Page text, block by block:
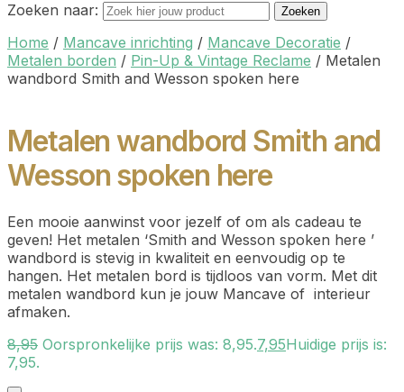
Zoeken naar: Zoeken
Home / Mancave inrichting / Mancave Decoratie /
Metalen borden / Pin-Up & Vintage Reclame / Metalen
wandbord Smith and Wesson spoken here
Metalen wandbord Smith and
Wesson spoken here
Een mooie aanwinst voor jezelf of om als cadeau te
geven! Het metalen ‘Smith and Wesson spoken here ’
wandbord is stevig in kwaliteit en eenvoudig op te
hangen. Het metalen bord is tijdloos van vorm. Met dit
metalen wandbord kun je jouw Mancave of interieur
afmaken.
8,95 Oorspronkelijke prijs was: 8,95.7,95Huidige prijs is:
7,95.